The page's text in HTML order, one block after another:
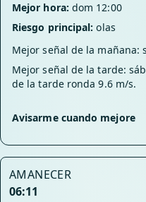
Mejor hora: dom 12:00
Riesgo principal: olas
Mejor señal de la mañana:
Mejor señal de la tarde:
de la tarde ronda 9.6 m/s.
Avisarme cuando mejore
AMANECER
06:11